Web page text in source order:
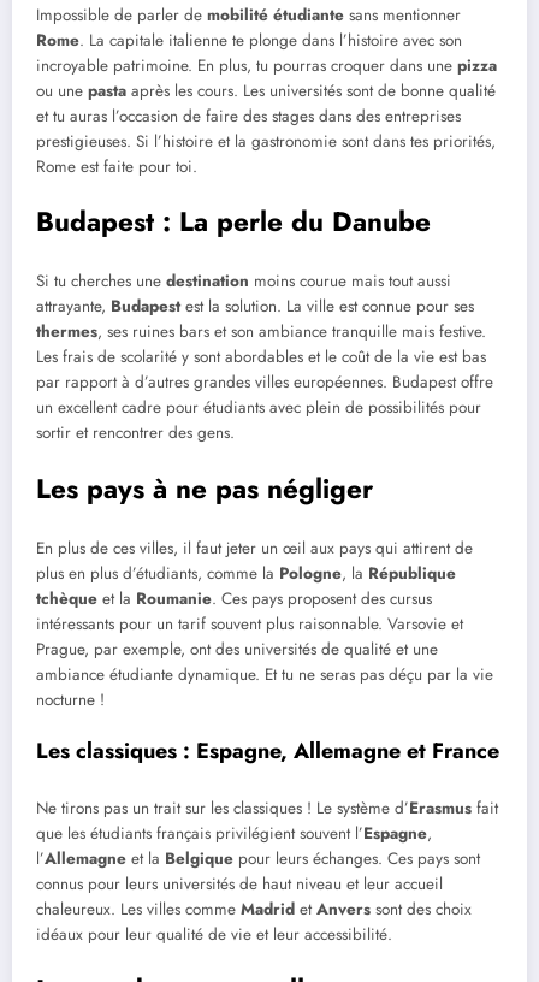
Impossible de parler de mobilité étudiante sans mentionner
Rome. La capitale italienne te plonge dans l’histoire avec son
incroyable patrimoine. En plus, tu pourras croquer dans une pizza
ou une pasta après les cours. Les universités sont de bonne qualité
et tu auras l’occasion de faire des stages dans des entreprises
prestigieuses. Si l’histoire et la gastronomie sont dans tes priorités,
Rome est faite pour toi.
Budapest : La perle du Danube
Si tu cherches une destination moins courue mais tout aussi
attrayante, Budapestest la solution. La ville est connue pour ses
thermes, ses ruines bars et son ambiance tranquille mais festive.
Les frais de scolarité y sont abordables et le coût de la vie est bas
par rapport à d’autres grandes villes européennes. Budapest offre
un excellent cadre pour étudiants avec plein de possibilités pour
sortir et rencontrer des gens.
Les pays à ne pas négliger
En plus de ces villes, il faut jeter un œil aux pays qui attirent de
plus en plus d’étudiants, comme la Pologne, la République
tchèque et la Roumanie. Ces pays proposent des cursus
intéressants pour un tarif souvent plus raisonnable. Varsovie et
Prague, par exemple, ont des universités de qualité et une
ambiance étudiante dynamique. Et tu ne seras pas déçu par la vie
nocturne !
Les classiques : Espagne, Allemagne et France
Ne tirons pas un trait sur les classiques ! Le système d’Erasmus fait
que les étudiants français privilégient souvent l’Espagne,
l’Allemagne et la Belgique pour leurs échanges. Ces pays sont
connus pour leurs universités de haut niveau et leur accueil
chaleureux. Les villes comme Madrid etAnvers sont des choix
idéaux pour leur qualité de vie et leur accessibilité.